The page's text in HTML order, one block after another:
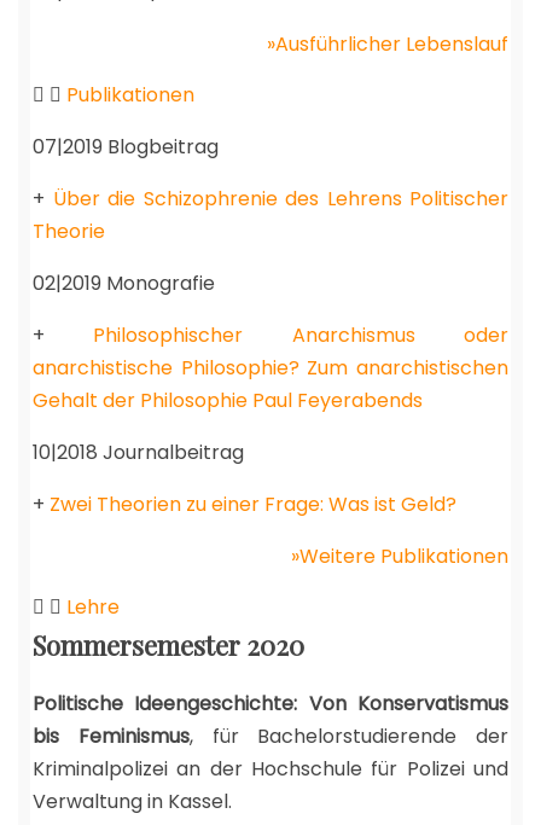
»Ausführlicher Lebenslauf
Publikationen
07|2019 Blogbeitrag
+ Über die Schizophrenie des Lehrens Politischer
Theorie
02|2019 Monografie
+ Philosophischer Anarchismus oder
anarchistische Philosophie? Zum anarchistischen
Gehalt der Philosophie Paul Feyerabends
10|2018 Journalbeitrag
+ Zwei Theorien zu einer Frage: Was ist Geld?
»Weitere Publikationen
Lehre
Sommersemester 2020
Politische Ideengeschichte: Von Konservatismus
bis Feminismus, für Bachelorstudierende der
Kriminalpolizei an der Hochschule für Polizei und
Verwaltung in Kassel.